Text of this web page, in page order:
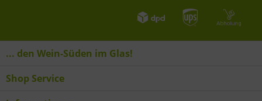
... den Wein-Süden im Glas!
Shop Service